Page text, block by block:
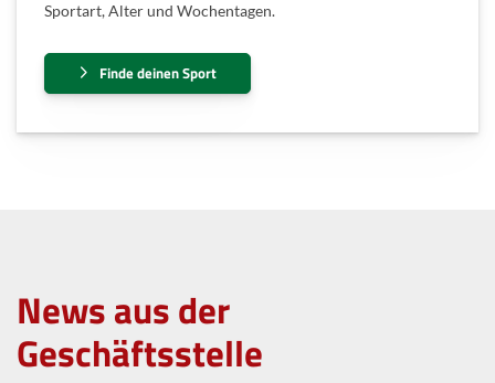
Sportart, Alter und Wochentagen.
Finde deinen Sport
News aus der
Geschäftsstelle